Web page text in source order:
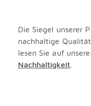
Die Siegel unserer
nachhaltige
lesen Sie auf
Nachhaltigkeit.